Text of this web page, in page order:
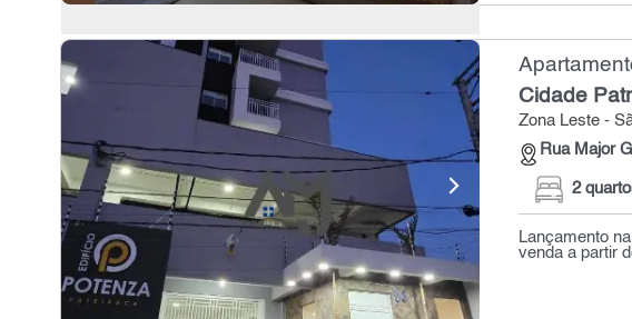
Cidade
Zona Leste -
Rua Major
2
Lançamento
venda a partir